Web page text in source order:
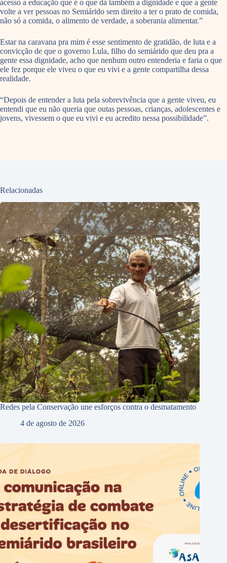
acesso a educação que é o que dá também a dignidade e que a gente
volte a ver pessoas no Semiárido sem direito a ter o prato de comida,
não só a comida, o alimento de verdade, a soberania alimentar.”
Estar na caravana pra mim é esse sentimento de gratidão, de luta e a
convicção de que o governo Lula, filho do semiárido que deu pra a
gente essa dignidade, acho que nenhum outro entenderia e faria o que
ele fez porque ele viveu o que eu vivi e a gente compartilha dessa
realidade.
“Depois de entender a luta pela sobrevivência que a gente viveu, eu
entendi que eu não queria que outas pessoas, crianças, adolescentes e
jovens, vivessem o que eu vivi e eu acredito nessa possibilidade”.
Relacionadas
Redes pela Conservação une esforços contra o desmatamento
4 de agosto de 2026